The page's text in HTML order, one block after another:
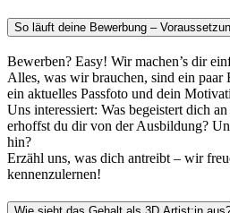
So läuft deine Bewerbung –
Bewerben? Easy! Wir machen’s dir
Alles, was wir brauchen, sind ein paar
ein aktuelles Passfoto und dein
Uns interessiert: Was begeistert dich
erhoffst du dir von der Ausbildung?
hin?
Erzähl uns, was dich antreibt – wir
kennenzulernen!